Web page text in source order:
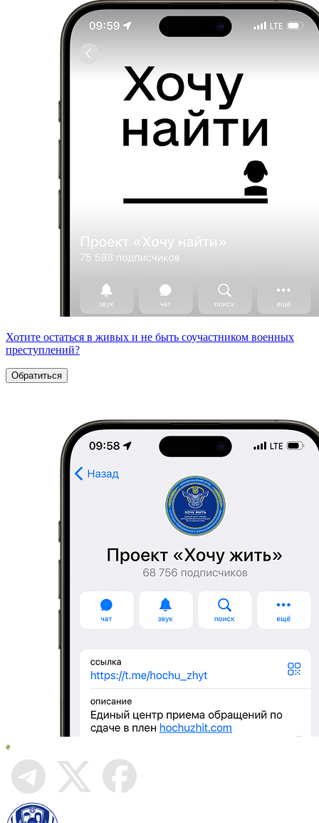
Хотите остаться в живых и не быть соучастником военных
преступлений?
Обратиться